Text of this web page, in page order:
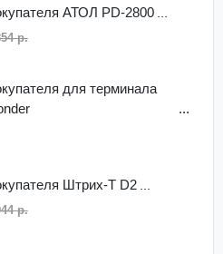
АТОЛ PD-2800
р.
для терминала
Штрих-Т D2
р.